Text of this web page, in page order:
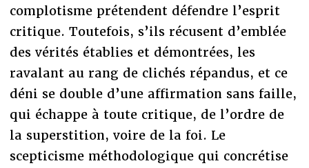
complotisme prétendent défendre l’esprit
critique. Toutefois, s’ils récusent d’emblée
des vérités établies et démontrées, les
ravalant au rang de clichés répandus, et ce
déni se double d’une affirmation sans faille,
qui échappe à toute critique, de l’ordre de
la superstition, voire de la foi. Le
scepticisme méthodologique qui concrétise